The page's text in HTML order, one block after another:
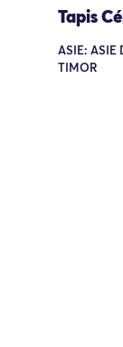
Tapis
ASIE: ASIE
TIMOR